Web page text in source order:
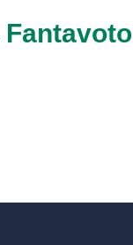
Fantavoto